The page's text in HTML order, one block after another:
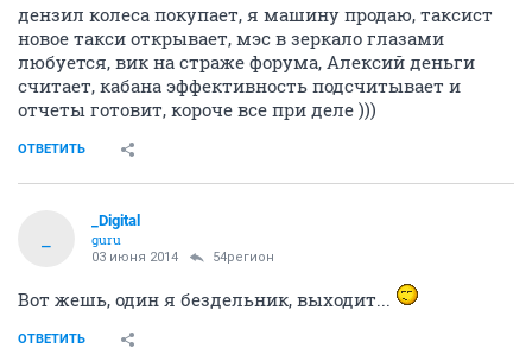
дензил колеса покупает, я машину продаю, таксист
новое такси открывает, мэс в зеркало глазами
любуется, вик на страже форума, Алексий деньги
считает, кабана эффективность подсчитывает и
отчеты готовит, короче все при деле )))
ОТВЕТИТЬ
_Digital
guru
03 июня 2014 54регион
Вот жешь, один я бездельник, выходит...
ОТВЕТИТЬ